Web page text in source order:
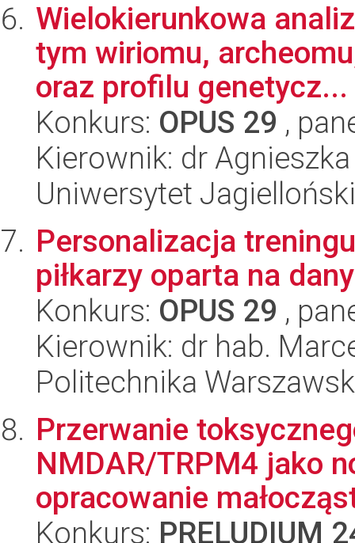
Wielokierunkowa
tym wiriomu,
oraz profilu genetycz...
Konkurs: OPUS 29 ,
Kierownik: dr
Uniwersytet Jagielloński
Personalizacja
piłkarzy oparta na
Konkurs: OPUS 29 ,
Kierownik: dr hab.
Politechnika
Przerwanie
NMDAR/TRPM4 jako
opracowanie
Konkurs: PRELUDIUM